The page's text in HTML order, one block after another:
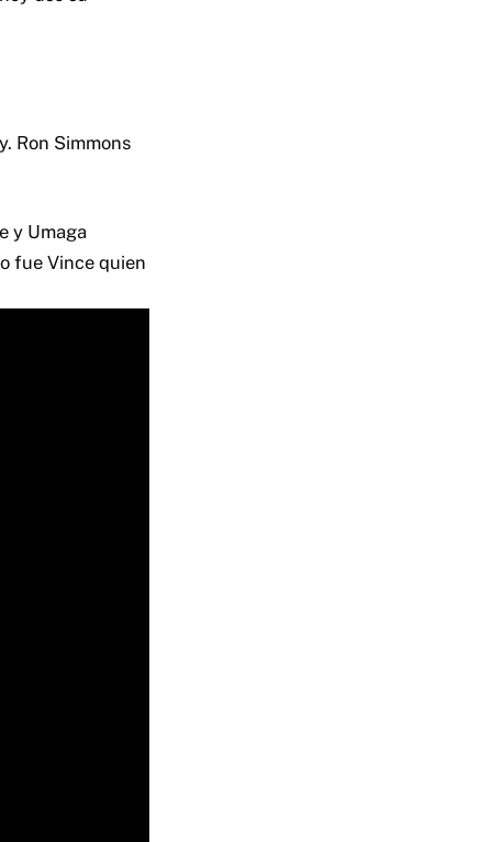
Ron Simmons
y Umaga
fue Vince quien